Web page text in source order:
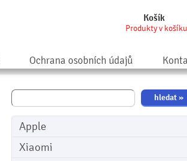
Košík
Produkty v
Ochrana osobních údajů
Apple
Xiaomi